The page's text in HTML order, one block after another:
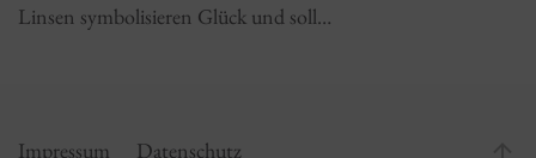
Linsen symbolisieren Glück und soll…
Impressum Datenschutz